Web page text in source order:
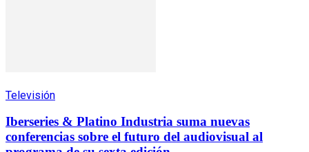
Televisión
Iberseries & Platino Industria suma nuevas
conferencias sobre el futuro del audiovisual al